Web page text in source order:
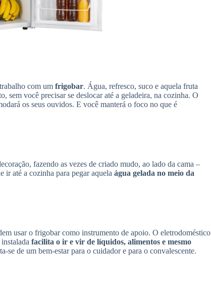
com um frigobar. Água, refresco, suco e aquela fruta
sem você precisar se deslocar até a geladeira, na cozinha. O
os seus ouvidos. E você manterá o foco no que é
fazendo as vezes de criado mudo, ao lado da cama –
ir até a cozinha para pegar aquela água gelada no meio da
usar o frigobar como instrumento de apoio. O eletrodoméstico
facilita o ir e vir de líquidos, alimentos e mesmo
se de um bem-estar para o cuidador e para o convalescente.